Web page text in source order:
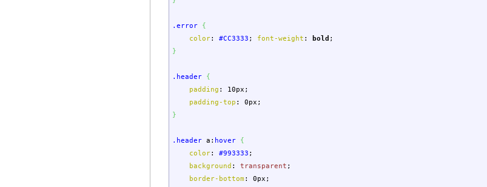
.error
{
color: #CC3333 ; font-weight : bold ;
}
.header
{
padding : 10px ;
padding-top : 0px ;
}
.header a : hover
{
color: #993333 ;
background : transparent ;
border-bottom: 0px ;